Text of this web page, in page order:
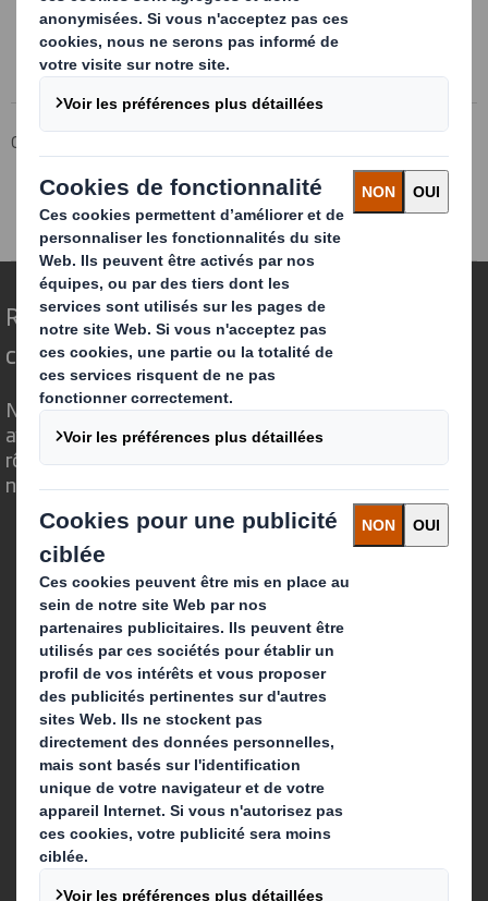
Emballages consommateurs
Groupe DS Smith
Solutions d'emballage
Innovations packaging
Emballage
Repenser l’emballage pour un monde qui
change
Nous faisons la différence parce que nous
avons su voir en quoi l'emballage avait un
rôle important à jouer dans le monde qui
nous entoure.
Qui sommes-nous ?
A propos
Investisseurs
Développement durable
Actualité
Carrière
Que faisons-nous ?